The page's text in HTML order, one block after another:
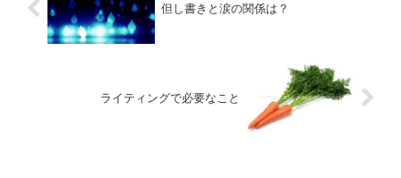
但し書きと涙の関係は？
ライティングで必要なこと